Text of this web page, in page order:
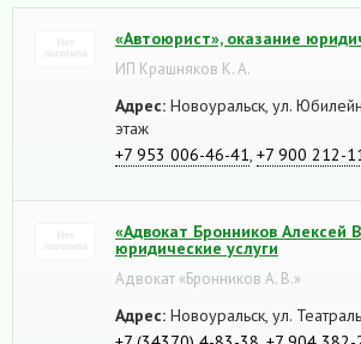
«Автоюрист», оказание
ИП Крашняков К. А.
Адрес: Новоуральск, ул.
этаж
+7 953 006-46-41 +7 900 212-
«Адвокат Бронников Алексей
юридические услуги
Адвокат «Бронников А. В.»
Адрес: Новоуральск, ул.